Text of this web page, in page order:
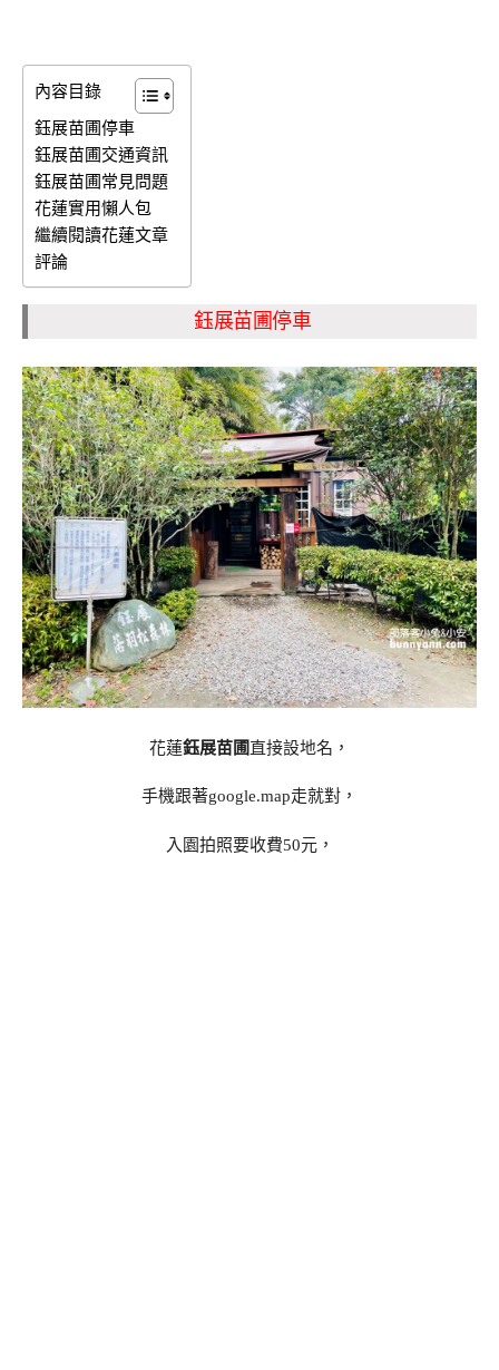
內容目錄
鈺展苗圃停車
鈺展苗圃交通資訊
鈺展苗圃常見問題
花蓮實用懶人包
繼續閱讀花蓮文章
評論
鈺展苗圃停車
花蓮鈺展苗圃直接設地名，
手機跟著google.map走就對，
入園拍照要收費50元，